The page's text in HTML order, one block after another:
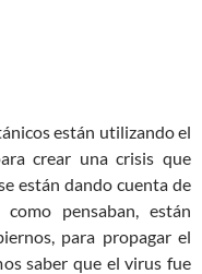
están utilizando el
crear una crisis que
están dando cuenta de
pensaban, están
para propagar el
saber que el virus fue